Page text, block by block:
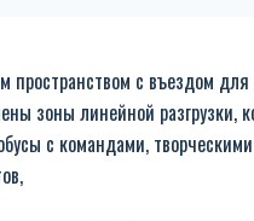
с въездом для
зоны линейной разгрузки,
с командами,